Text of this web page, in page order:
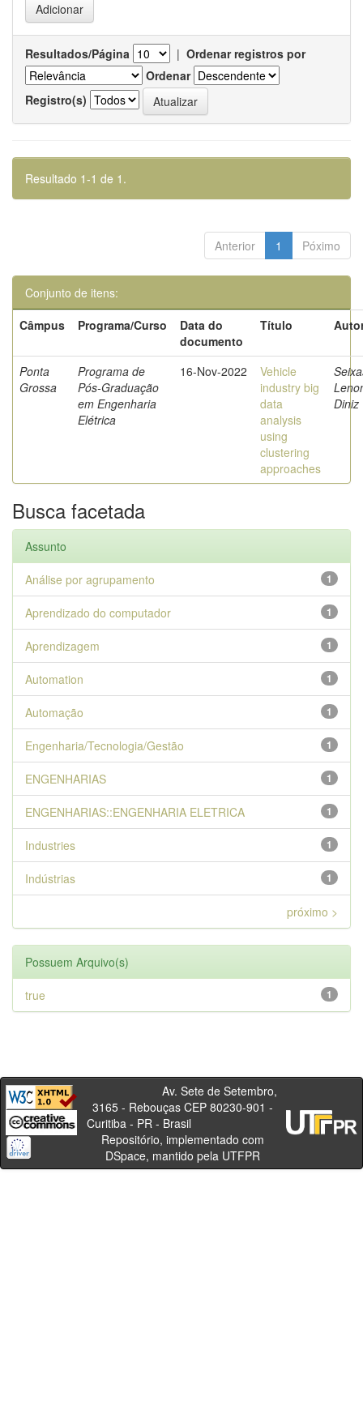
Resultados/Página | Ordenar registros por
Ordenar
Registro(s)
Resultado 1-1 de 1.
Anterior 1 Póximo
Conjunto de itens:
Câmpus
Programa/Curso
Data do
documento
Título
Ponta
Grossa
Programa de
Pós-Graduação
em Engenharia
Elétrica
16-Nov-2022
Vehicle
industry big
data
analysis
using
clustering
approaches
Diniz
Busca facetada
Assunto
1
Análise por agrupamento
1
Aprendizado do computador
1
Aprendizagem
1
Automation
1
Automação
1
Engenharia/Tecnologia/Gestão
1
ENGENHARIAS
1
ENGENHARIAS::ENGENHARIA ELETRICA
1
Industries
1
Indústrias
próximo >
Possuem Arquivo(s)
1
true
Av. Sete de Setembro,
3165 - Rebouças CEP 80230-901 -
Curitiba - PR - Brasil
Repositório, implementado com
DSpace, mantido pela UTFPR